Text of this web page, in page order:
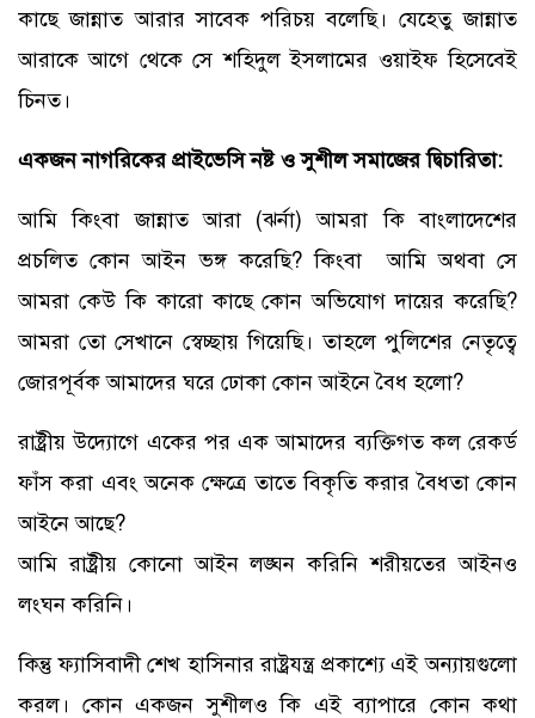
কাছে জান্নাত আরার সাবেক পরিচয় বলেছি। যেহেতু জান্নাত
আরাকে আগে থেকে সে শহিদুল ইসলামের ওয়াইফ হিসেবেই
চিনত।
একজন নাগরিকের প্রাইভেসি নষ্ট ও সুশীল সমাজের দ্বিচারিতা:
আমি কিংবা জান্নাত আরা (ঝর্না) আমরা কি বাংলাদেশের
প্রচলিত কোন আইন ভঙ্গ করেছি? কিংবা আমি অথবা সে
আমরা কেউ কি কারো কাছে কোন অভিযোগ দায়ের করেছি?
আমরা তো সেখানে স্বেচ্ছায় গিয়েছি। তাহলে পুলিশের নেতৃত্বে
জোরপূর্বক আমাদের ঘরে ঢোকা কোন আইনে বৈধ হলো?
রাষ্ট্রীয় উদ্যোগে একের পর এক আমাদের ব্যক্তিগত কল রেকর্ড
ফাঁস করা এবং অনেক ক্ষেত্রে তাতে বিকৃতি করার বৈধতা কোন
আইনে আছে?
আমি রাষ্ট্রীয় কোনো আইন লঙ্ঘন করিনি শরীয়তের আইনও
লংঘন করিনি।
কিন্তু ফ্যাসিবাদী শেখ হাসিনার রাষ্ট্রযন্ত্র প্রকাশ্যে এই অন্যায়গুলো
করল। কোন একজন সুশীলও কি এই ব্যাপারে কোন কথা